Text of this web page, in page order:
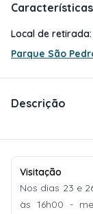
Local de retirada:
Parque São
Descrição
Visitação
Nos dias 23 e
às 16h00 -